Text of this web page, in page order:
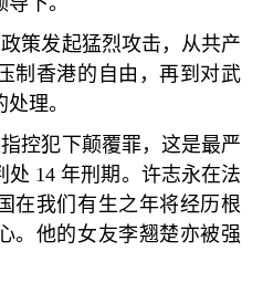
策发起猛烈攻击，从共产
制香港的自由，再到对武
理。
控犯下颠覆罪，这是最严
处 14年刑期。许志永在法
在我们有生之年将经历根
。他的女友李翘楚亦被强